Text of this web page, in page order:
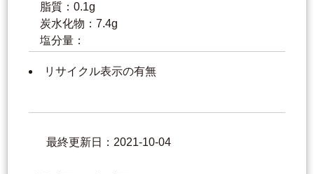
脂質：0.1g
炭水化物：7.4g
塩分量：
リサイクル表示の有無
最終更新日：2021-10-04